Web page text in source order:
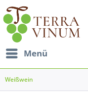
Menü
Weißwein